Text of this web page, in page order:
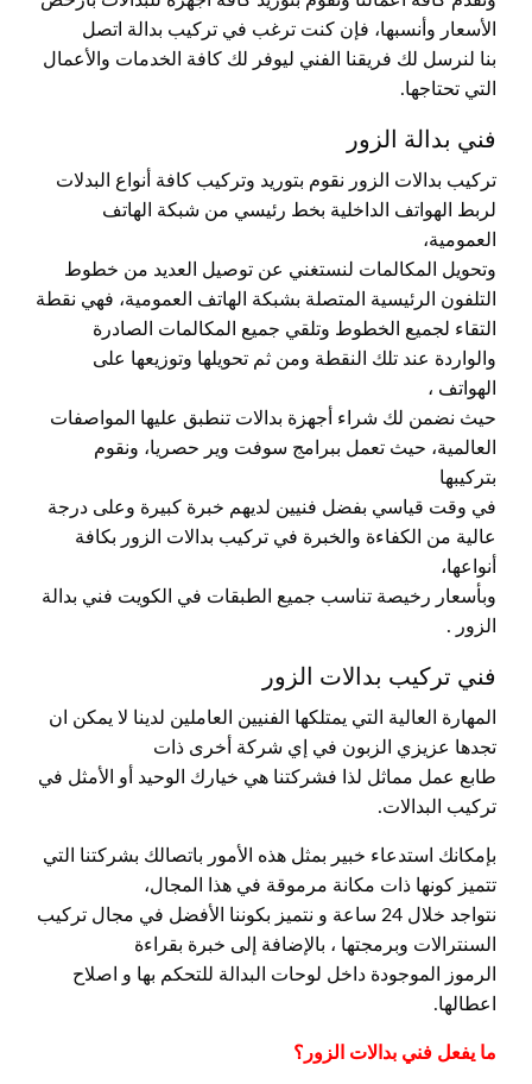
الأسعار وأنسبها، فإن كنت ترغب في تركيب بدالة اتصل
بنا لنرسل لك فريقنا الفني ليوفر لك كافة الخدمات والأعمال
التي تحتاجها.
فني بدالة الزور
تركيب بدالات الزور نقوم بتوريد وتركيب كافة أنواع البدلات
لربط الهواتف الداخلية بخط رئيسي من شبكة الهاتف
العمومية،
وتحويل المكالمات لنستغني عن توصيل العديد من خطوط
التلفون الرئيسية المتصلة بشبكة الهاتف العمومية، فهي نقطة
التقاء لجميع الخطوط وتلقي جميع المكالمات الصادرة
والواردة عند تلك النقطة ومن ثم تحويلها وتوزيعها على
الهواتف ،
حيث نضمن لك شراء أجهزة بدالات تنطبق عليها المواصفات
العالمية، حيث تعمل ببرامج سوفت وير حصريا، ونقوم
بتركيبها
في وقت قياسي بفضل فنيين لديهم خبرة كبيرة وعلى درجة
عالية من الكفاءة والخبرة في تركيب بدالات الزور بكافة
أنواعها،
وبأسعار رخيصة تناسب جميع الطبقات في الكويت فني بدالة
الزور .
فني تركيب بدالات الزور
المهارة العالية التي يمتلكها الفنيين العاملين لدينا لا يمكن ان
تجدها عزيزي الزبون في إي شركة أخرى ذات
طابع عمل مماثل لذا فشركتنا هي خيارك الوحيد أو الأمثل في
تركيب البدالات.
بإمكانك استدعاء خبير بمثل هذه الأمور باتصالك بشركتنا التي
تتميز كونها ذات مكانة مرموقة في هذا المجال،
نتواجد خلال 24 ساعة و نتميز بكوننا الأفضل في مجال تركيب
السنترالات وبرمجتها ، بالإضافة إلى خبرة بقراءة
الرموز الموجودة داخل لوحات البدالة للتحكم بها و اصلاح
اعطالها.
ما يفعل فني بدالات الزور؟